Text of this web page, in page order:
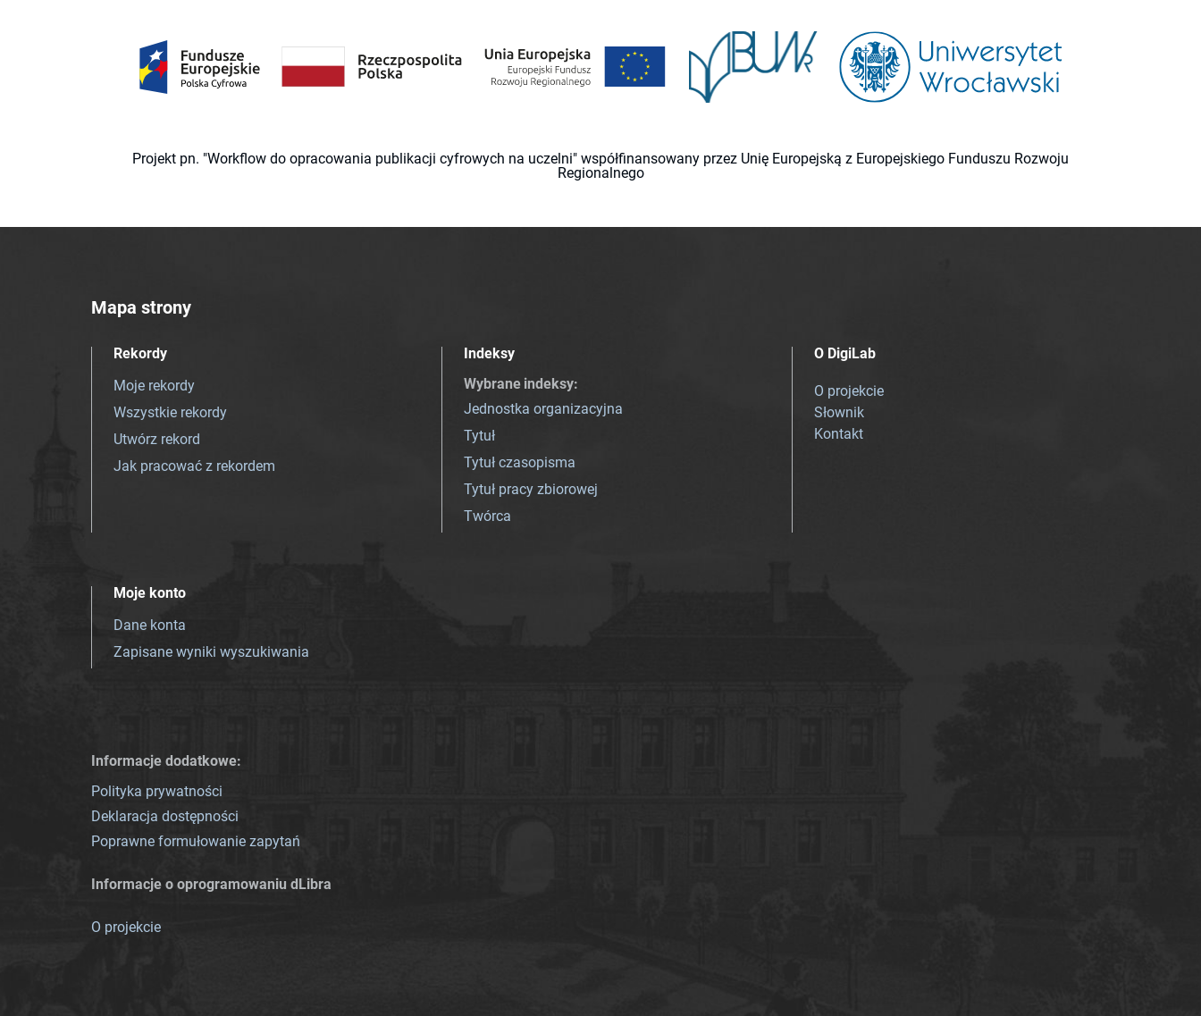
Projekt pn. "Workflow do opracowania publikacji cyfrowych na uczelni" współfinansowany przez Unię Europejską z Europejskiego Funduszu Rozwoju
Regionalnego
Mapa strony
Rekordy
Moje rekordy
Wszystkie rekordy
Utwórz rekord
Jak pracować z rekordem
Indeksy
Wybrane indeksy:
Jednostka organizacyjna
Tytuł
Tytuł czasopisma
Tytuł pracy zbiorowej
Twórca
O DigiLab
O projekcie
Słownik
Kontakt
Moje konto
Dane konta
Zapisane wyniki wyszukiwania
Informacje dodatkowe:
Polityka prywatności
Deklaracja dostępności
Poprawne formułowanie zapytań
Informacje o oprogramowaniu dLibra
O projekcie